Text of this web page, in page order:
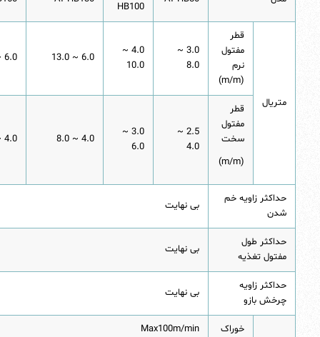
HB100
متریال
قطر
مفتول
نرم
(m/m)
3.0 ~
8.0
4.0 ~
10.0
6.0 ~ 13.0
6.0 ~ 16.0
قطر
مفتول
سخت
(m/m)
2.5 ~
4.0
3.0 ~
6.0
4.0 ~ 8.0
4.0 ~ 10.0
حداکثر زاویه خم
شدن
بی نهایت
حداکثر طول
مفتول تغذیه
بی نهایت
حداکثر زاویه
چرخش بازو
بی نهایت
خوراک Max100m/min